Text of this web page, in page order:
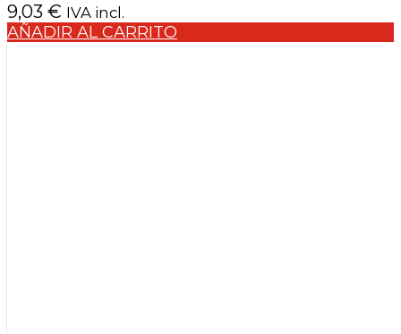
9,03 € IVA incl.
AÑADIR AL CARRITO